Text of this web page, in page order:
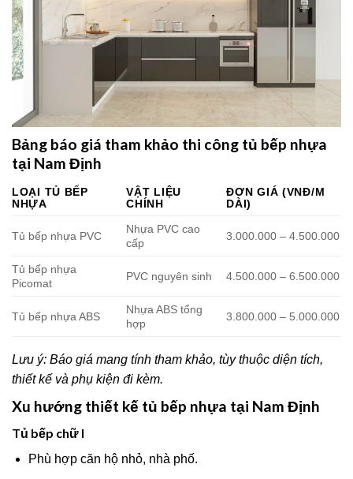
Bảng báo giá tham khảo thi công tủ bếp nhựa
tại Nam Định
LOẠI TỦ BẾP
NHỰA
VẬT LIỆU
CHÍNH
ĐƠN GIÁ (VNĐ/M
DÀI)
Tủ bếp nhựa PVC
Nhựa PVC cao
cấp
3.000.000 – 4.500.000
Tủ bếp nhựa
Picomat
PVC nguyên sinh 4.500.000 – 6.500.000
Tủ bếp nhựa ABS
Nhựa ABS tổng
hợp
3.800.000 – 5.000.000
Lưu ý: Báo giá mang tính tham khảo, tùy thuộc diện tích,
thiết kế và phụ kiện đi kèm.
Xu hướng thiết kế tủ bếp nhựa tại Nam Định
Tủ bếp chữ I
Phù hợp căn hộ nhỏ, nhà phố.